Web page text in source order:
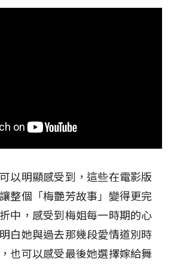
以明顯感受到，這些在電影版
整個「梅艷芳故事」變得更完
中，感受到梅姐每一時期的心
白她與過去那幾段愛情道別時
也可以感受最後她選擇嫁給舞